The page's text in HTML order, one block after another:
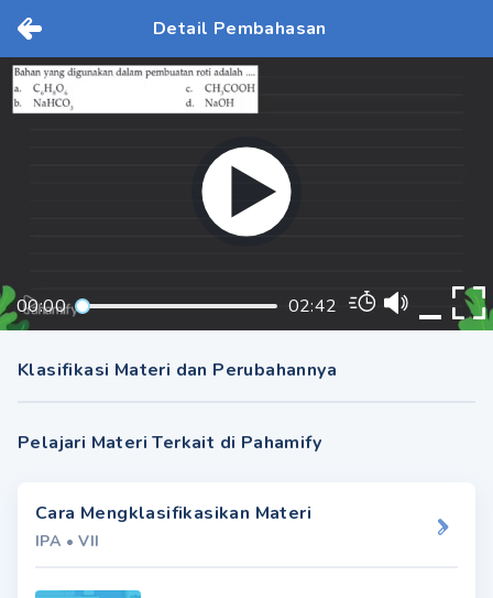
Detail Pembahasan
00:00 02:42
Klasifikasi Materi dan Perubahannya
Pelajari Materi Terkait di Pahamify
Cara Mengklasifikasikan Materi
IPA •VII